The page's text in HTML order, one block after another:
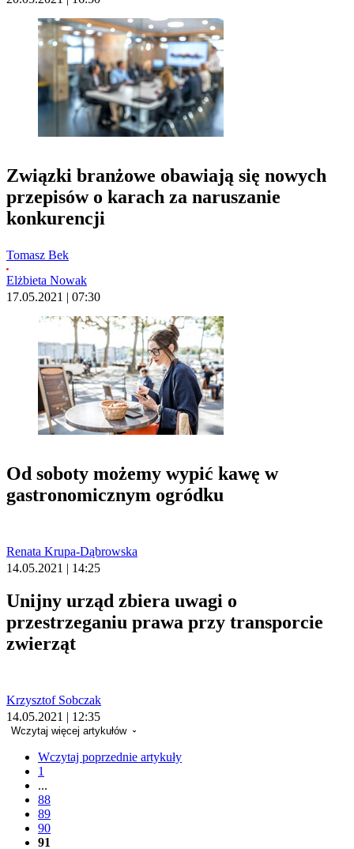
Związki branżowe obawiają się nowych
przepisów o karach za naruszanie
konkurencji
Tomasz Bek
Elżbieta Nowak
17.05.2021 | 07:30
Od soboty możemy wypić kawę w
gastronomicznym ogródku
Renata Krupa-Dąbrowska
14.05.2021 | 14:25
Unijny urząd zbiera uwagi o
przestrzeganiu prawa przy transporcie
zwierząt
Krzysztof Sobczak
14.05.2021 | 12:35
Wczytaj więcej artykułów
Wczytaj poprzednie artykuły
1
...
88
89
90
91